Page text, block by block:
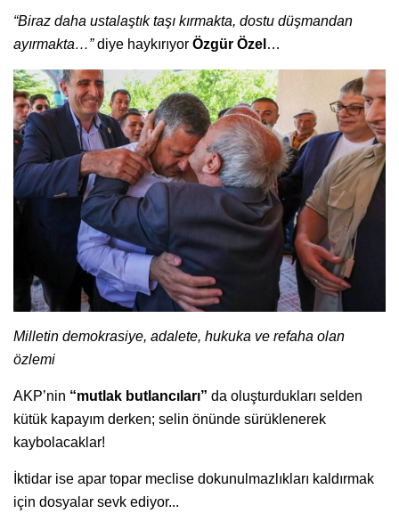
“Biraz daha ustalaştık taşı kırmakta, dostu düşmandan
ayırmakta…”diye haykırıyor Özgür Özel …
Milletin demokrasiye, adalete, hukuka ve refaha olan
özlemi
AKP’nin “mutlak butlancıları” da oluşturdukları selden
kütük kapayım derken; selin önünde sürüklenerek
kaybolacaklar!
İktidar ise apar topar meclise dokunulmazlıkları kaldırmak
için dosyalar sevk ediyor...